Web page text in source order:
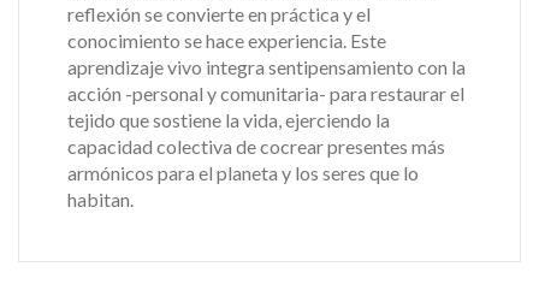
reflexión se convierte en práctica y el
conocimiento se hace experiencia. Este
aprendizaje vivo integra sentipensamiento con la
acción -personal y comunitaria- para restaurar el
tejido que sostiene la vida, ejerciendo la
capacidad colectiva de cocrear presentes más
armónicos para el planeta y los seres que lo
habitan.